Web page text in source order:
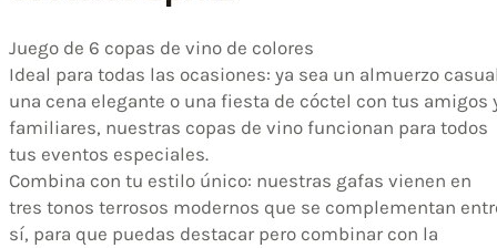
Juego de 6 copas de vino de colores
Ideal para todas las ocasiones: ya sea un almuerzo
una cena elegante o una fiesta de cóctel con tus amigos
familiares, nuestras copas de vino funcionan para todos
tus eventos especiales.
Combina con tu estilo único: nuestras gafas vienen en
tres tonos terrosos modernos que se complementan
sí, para que puedas destacar pero combinar con la